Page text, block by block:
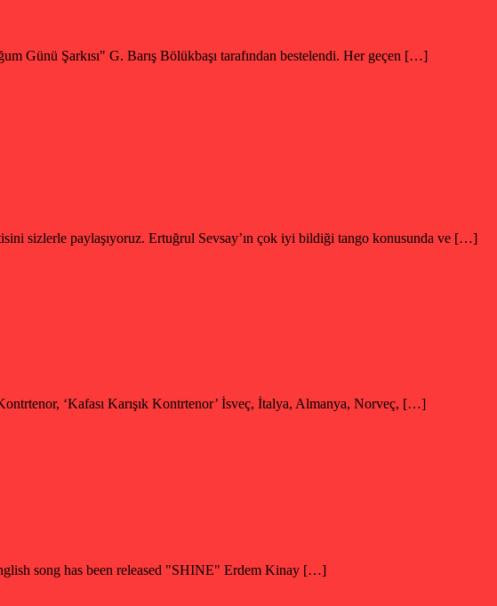
Şarkısı" G. Barış Bölükbaşı tarafından bestelendi. Her geçen […]
sizlerle paylaşıyoruz. Ertuğrul Sevsay’ın çok iyi bildiği tango konusunda ve […]
‘Kafası Karışık Kontrtenor’ İsveç, İtalya, Almanya, Norveç, […]
song has been released "SHINE" Erdem Kinay […]